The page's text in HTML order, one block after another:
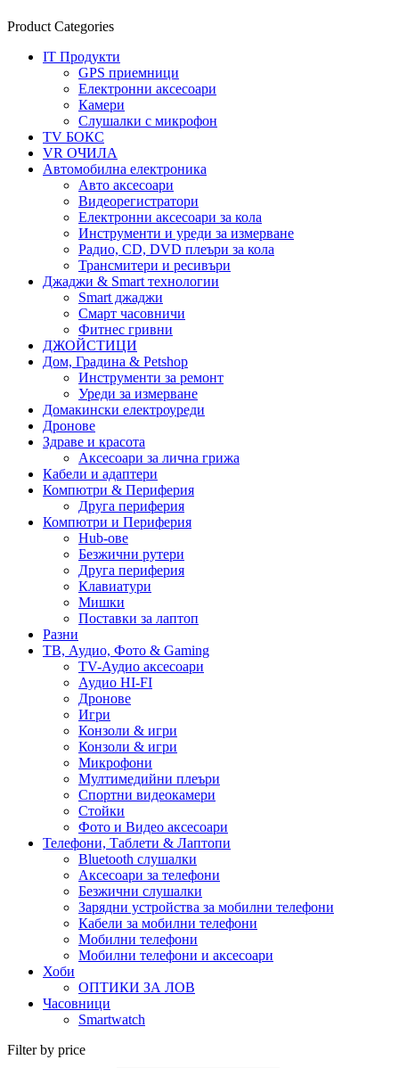
Product Categories
IT Продукти
GPS приемници
Електронни аксесоари
Камери
Слушалки с микрофон
TV БОКС
VR ОЧИЛА
Автомобилна електроника
Авто аксесоари
Видеорегистратори
Електронни аксесоари за кола
Инструменти и уреди за измерване
Радио, CD, DVD плеъри за кола
Трансмитери и ресивъри
Джаджи & Smart технологии
Smart джаджи
Смарт часовничи
Фитнес гривни
ДЖОЙСТИЦИ
Дом, Градина & Petshop
Инструменти за ремонт
Уреди за измерване
Домакински електроуреди
Дронове
Здраве и красота
Аксесоари за лична грижа
Кабели и адаптери
Компютри & Периферия
Друга периферия
Компютри и Периферия
Hub-ове
Безжични рутери
Друга периферия
Клавиатури
Мишки
Поставки за лаптоп
Разни
ТВ, Аудио, Фото & Gaming
TV-Аудио аксесоари
Аудио HI-FI
Дронове
Игри
Конзоли & игри
Конзоли & игри
Микрофони
Мултимедийни плеъри
Спортни видеокамери
Стойки
Фото и Видео аксесоари
Телефони, Таблети & Лаптопи
Bluetooth слушалки
Аксесоари за телефони
Безжични слушалки
Зарядни устройства за мобилни телефони
Кабели за мобилни телефони
Мобилни телефони
Мобилни телефони и аксесоари
Хоби
ОПТИКИ ЗА ЛОВ
Часовници
Smartwatch
Filter by price